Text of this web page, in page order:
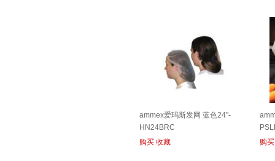
ammex爱玛斯发网 蓝色24"-
HN24BRC
购买 收藏
购买